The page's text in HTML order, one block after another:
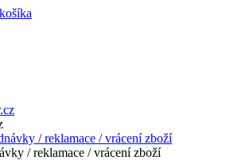
/ reklamace / vrácení zboží
/ reklamace / vrácení zboží